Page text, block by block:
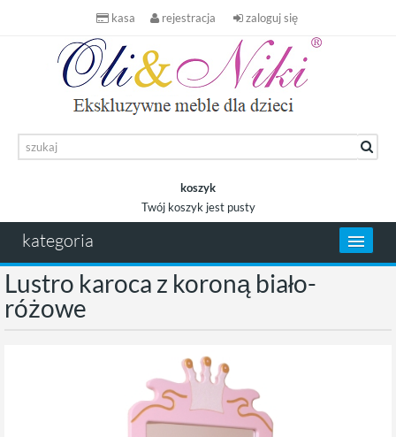
kasa rejestracja zaloguj się
koszyk
Twój koszyk jest pusty
kategoria
Lustro karoca z koroną biało-
różowe